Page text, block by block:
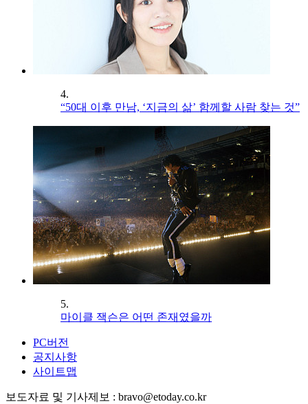
4.
“50대 이후 만남, ‘지금의 삶’ 함께할 사람 찾는 것”
5.
마이클 잭슨은 어떤 존재였을까
PC버전
공지사항
사이트맵
보도자료 및 기사제보 : bravo@etoday.co.kr